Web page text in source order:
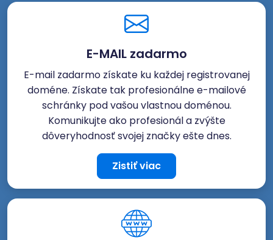
E-MAIL zadarmo
E-mail zadarmo získate ku každej registrovanej
doméne. Získate tak profesionálne e-mailové
schránky pod vašou vlastnou doménou.
Komunikujte ako profesionál a zvýšte
dôveryhodnosť svojej značky ešte dnes.
Zistiť viac